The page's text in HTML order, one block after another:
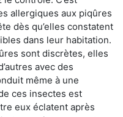
allergiques aux piqûres
dès qu’elles constatent
dans leur habitation.
sont discrètes, elles
avec des
même à une
ces insectes est
eux éclatent après